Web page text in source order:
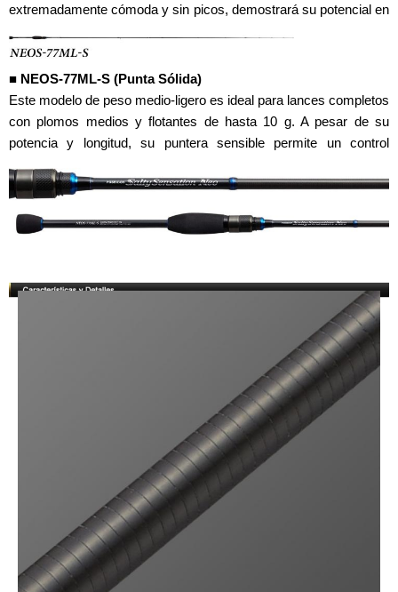
extremadamente cómoda y sin picos, demostrará su potencial en
■ NEOS-77ML-S (Punta Sólida)
Este modelo de peso medio-ligero es ideal para lances completos
con plomos medios y flotantes de hasta 10 g. A pesar de su
potencia y longitud, su puntera sensible permite un control